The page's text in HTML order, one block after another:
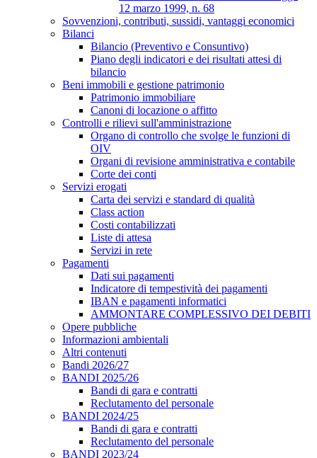
12 marzo 1999, n. 68
Sovvenzioni, contributi, sussidi, vantaggi economici
Bilanci
Bilancio (Preventivo e Consuntivo)
Piano degli indicatori e dei risultati attesi di
bilancio
Beni immobili e gestione patrimonio
Patrimonio immobiliare
Canoni di locazione o affitto
Controlli e rilievi sull'amministrazione
Organo di controllo che svolge le funzioni di
OIV
Organi di revisione amministrativa e contabile
Corte dei conti
Servizi erogati
Carta dei servizi e standard di qualità
Class action
Costi contabilizzati
Liste di attesa
Servizi in rete
Pagamenti
Dati sui pagamenti
Indicatore di tempestività dei pagamenti
IBAN e pagamenti informatici
AMMONTARE COMPLESSIVO DEI DEBITI
Opere pubbliche
Informazioni ambientali
Altri contenuti
Bandi 2026/27
BANDI 2025/26
Bandi di gara e contratti
Reclutamento del personale
BANDI 2024/25
Bandi di gara e contratti
Reclutamento del personale
BANDI 2023/24